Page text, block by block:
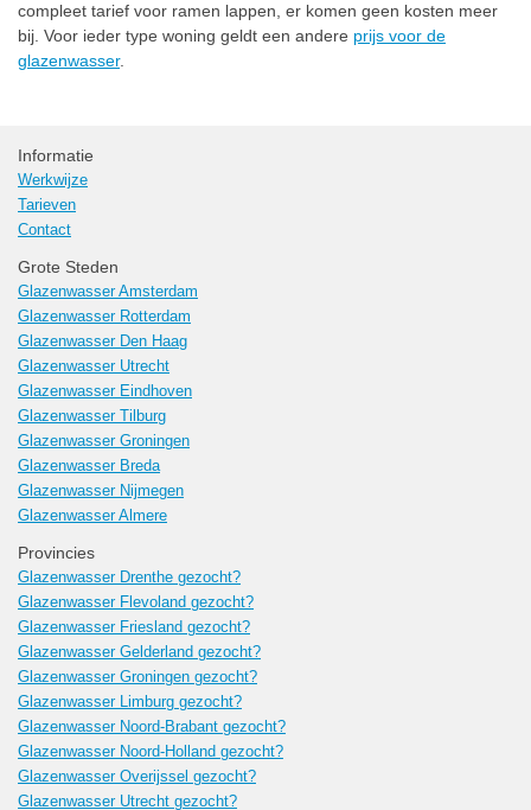
compleet tarief voor ramen lappen, er komen geen kosten meer
bij. Voor ieder type woning geldt een andere prijs voor de
glazenwasser.
Informatie
Werkwijze
Tarieven
Contact
Grote Steden
Glazenwasser Amsterdam
Glazenwasser Rotterdam
Glazenwasser Den Haag
Glazenwasser Utrecht
Glazenwasser Eindhoven
Glazenwasser Tilburg
Glazenwasser Groningen
Glazenwasser Breda
Glazenwasser Nijmegen
Glazenwasser Almere
Provincies
Glazenwasser Drenthe gezocht?
Glazenwasser Flevoland gezocht?
Glazenwasser Friesland gezocht?
Glazenwasser Gelderland gezocht?
Glazenwasser Groningen gezocht?
Glazenwasser Limburg gezocht?
Glazenwasser Noord-Brabant gezocht?
Glazenwasser Noord-Holland gezocht?
Glazenwasser Overijssel gezocht?
Glazenwasser Utrecht gezocht?